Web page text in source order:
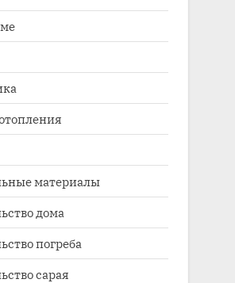
материалы
дома
погреба
сарая